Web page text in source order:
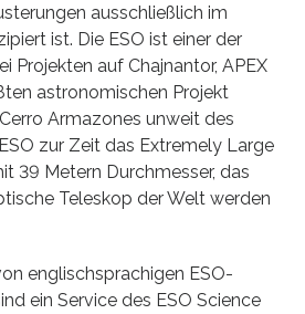
ausschließlich im
ist. Die ESO ist einer der
Projekten auf Chajnantor, APEX
astronomischen Projekt
Armazones unweit des
zur Zeit das Extremely Large
39 Metern Durchmesser, das
Teleskop der Welt werden
englischsprachigen ESO-
ein Service des ESO Science